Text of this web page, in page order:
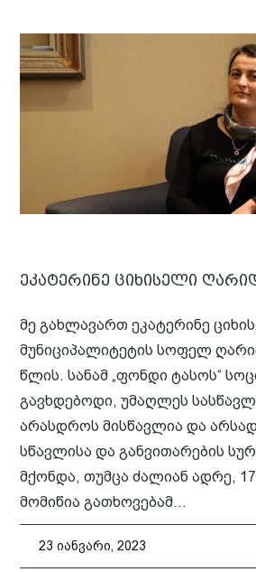
ეკატერინე ციხისელი
მე გახლავართ ეკატერინე
მუნიციპალიტეტის სოფელ
წლის. სანამ „ფონდი ტასოს“
გავხდებოდი, უმაღლეს
არასდროს მისწავლია და არსად
სწავლისა და განვითარების
მქონდა, თუმცა ძალიან ადრე,
მომიწია გათხოვებამ...
23 იანვარი, 2023